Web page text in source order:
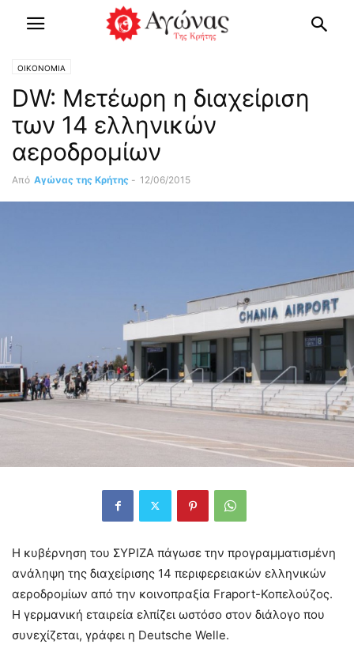
OIKONOMIA
DW: Μετέωρη η διαχείριση
των 14 ελληνικών
αεροδρομίων
Από Αγώνας της Κρήτης - 12/06/2015
Η κυβέρνηση του ΣΥΡΙΖΑ πάγωσε την προγραμματισμένη
ανάληψη της διαχείρισης 14 περιφερειακών ελληνικών
αεροδρομίων από την κοινοπραξία Fraport-Κοπελούζος.
Η γερμανική εταιρεία ελπίζει ωστόσο στον διάλογο που
συνεχίζεται, γράφει η Deutsche Welle.